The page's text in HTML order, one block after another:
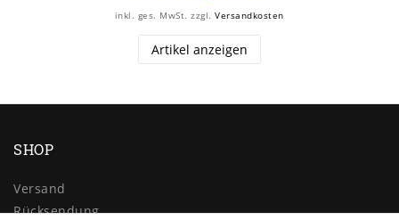
inkl. ges. MwSt. zzgl.Versandkosten
Artikel anzeigen
SHOP
Versand
Rücksendung